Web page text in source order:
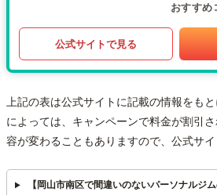
おすすめ
公式サイトで見る
上記の表は公式サイトに記載の情報をも
によっては、キャンペーンで料金が割引
容が変わることもありますので、公式サイ
【岡山市南区で間違いのないパーソナルジム